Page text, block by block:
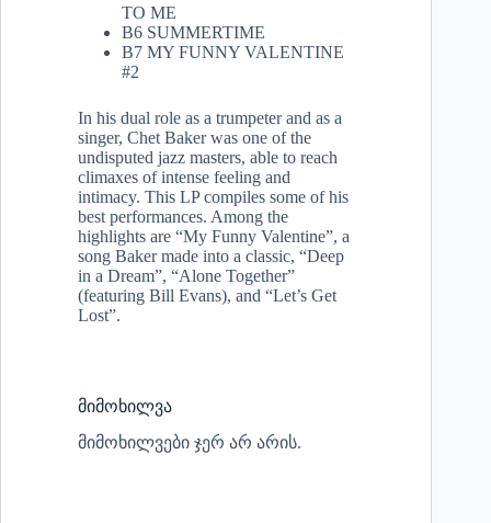
TO ME
B6 SUMMERTIME
B7 MY FUNNY VALENTINE
#2
In his dual role as a trumpeter and as a
singer, Chet Baker was one of the
undisputed jazz masters, able to reach
climaxes of intense feeling and
intimacy. This LP compiles some of his
best performances. Among the
highlights are “My Funny Valentine”, a
song Baker made into a classic, “Deep
in a Dream”, “Alone Together”
(featuring Bill Evans), and “Let’s Get
Lost”.
მიმოხილვა
მიმოხილვები ჯერ არ არის.